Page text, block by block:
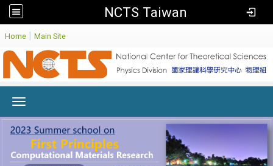
NCTS Taiwan
Home | Main Site